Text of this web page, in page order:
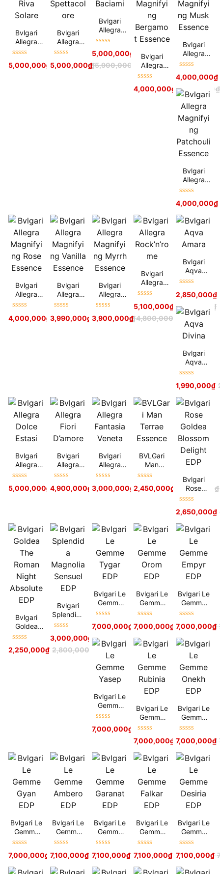
Bvlgari
Allegra
Riva Solare
hạng5sao 5,900,000₫
5,000,000₫
Bvlgari
Allegra
Spettacolo
hạng5sao 5,900,000
5,000,000₫
Bvlgari
Allegra
Baciami
hạng5sao 5,800,000
5,000,000₫
Bvlgari
Allegra
Magnifying
Essence
hạng5sao 4,900,000₫
4,000,000₫
Bvlgari
Allegra
Magnifying
Essence
hạng5sao
4,000,000₫
Bvlgari
Allegra
Magnifying
Essence
hạng5sao
4,000,000₫
Bvlgari
Allegra
Magnifying
Essence
hạng5sao 4,900,000 ₫
4,000,000₫
Bvlgari
Allegra
Magnifying
Essence
hạng5sao 4,900,000₫
3,990,000₫
Bvlgari
Allegra
Magnifying
Essence
hạng5sao 4,800,000
3,900,000₫
Bvlgari
Allegra
Rock’n’rom
hạng5sao 6,100,000 ₫
5,100,000₫
Bvlgari
Aqva
Amara
hạng5sao
2,850,000₫
Bvlgari
Aqva
Divina
hạng5sao
1,990,000₫
Bvlgari
Allegra
Dolce
hạng5sao 5,800,000 ₫
5,000,000₫
Bvlgari
Allegra
Fiori
hạng5sao 5,500,000 ₫
4,900,000₫
Bvlgari
Allegra
Fantasia
hạng5sao 3,800,000
3,000,000₫
BVLGari
Man
Terrae
hạng5sao 2,900,000₫
2,450,000₫
Bvlgari
Rose
Goldea
Delight
hạng5sao
2,650,000₫
Bvlgari
Goldea
The
Night
hạng5sao 2,800,000
2,250,000₫
Bvlgari
Splendida
Magnolia
EDP
hạng5sao 3,400,000 ₫
3,000,000₫
Bvlgari Le
Gemme
Tygar EDP
hạng5sao 7,900,000₫
7,000,000₫
Bvlgari Le
Gemme
Orom EDP
hạng5sao 7,900,000₫
7,000,000₫
Bvlgari Le
Gemme
Empyr EDP
hạng5sao
7,000,000₫
Bvlgari Le
Gemme
Yasep
hạng5sao 7,900,000
7,000,000₫
Bvlgari Le
Gemme
Rubinia
hạng5sao 7,900,000₫
7,000,000₫
Bvlgari Le
Gemme
Onekh
hạng5sao
7,000,000₫
Bvlgari Le
Gemme
Gyan EDP
hạng5sao 7,900,000₫
7,000,000₫
Bvlgari Le
Gemme
Ambero
hạng5sao 7,900,000₫
7,100,000₫
Bvlgari Le
Gemme
Garanat
hạng5sao 7,900,000₫
7,100,000₫
Bvlgari Le
Gemme
Falkar EDP
hạng5sao 7,900,000₫
7,100,000₫
Bvlgari Le
Gemme
Desiria
hạng5sao
7,100,000₫